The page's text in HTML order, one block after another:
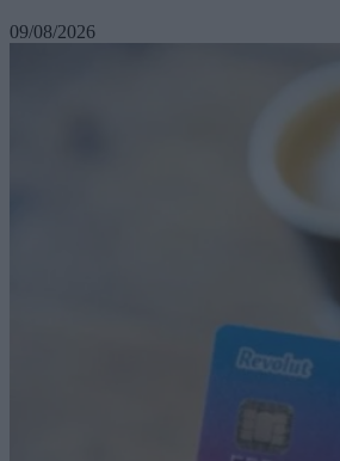
09/08/2026